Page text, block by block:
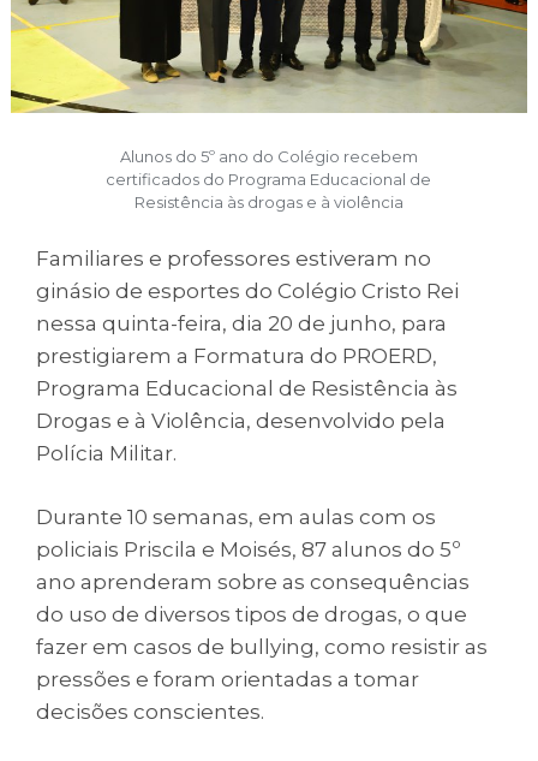
Alunos do 5º ano do Colégio recebem
certificados do Programa Educacional de
Resistência às drogas e à violência
Familiares e professores estiveram no
ginásio de esportes do Colégio Cristo Rei
nessa quinta-feira, dia 20 de junho, para
prestigiarem a Formatura do PROERD,
Programa Educacional de Resistência às
Drogas e à Violência, desenvolvido pela
Polícia Militar.
Durante 10 semanas, em aulas com os
policiais Priscila e Moisés, 87 alunos do 5º
ano aprenderam sobre as consequências
do uso de diversos tipos de drogas, o que
fazer em casos de bullying, como resistir as
pressões e foram orientadas a tomar
decisões conscientes.